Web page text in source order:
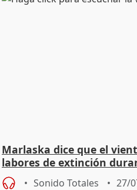
Marlaska dice que el
labores de extinción
Sonido Totales 27/